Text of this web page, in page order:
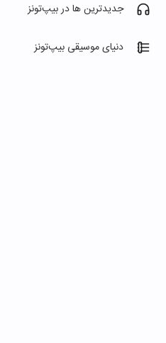
جدیدترین ها در بیپ‌تونز
دنیای موسیقی بیپ‌تونز